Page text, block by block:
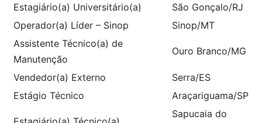
Estagiário(a) Universitário(a)
São Gonçalo/RJ
Operador(a) Líder – Sinop
Sinop/MT
Assistente Técnico(a) de
Manutenção
Ouro Branco/MG
Vendedor(a) Externo
Serra/ES
Estágio Técnico
Araçariguama/SP
Sapucaia do